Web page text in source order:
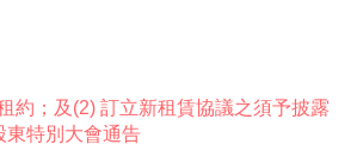
約；及(2) 訂立新租賃協議之須予披露
東特別大會通告